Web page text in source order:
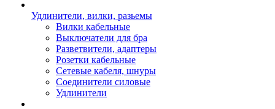
Удлинители, вилки, разьемы
Вилки кабельные
Выключатели для бра
Разветвители, адаптеры
Розетки кабельные
Сетевые кабеля, шнуры
Соединители силовые
Удлинители